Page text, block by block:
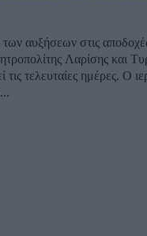
αυξήσεων στις
Λαρίσης και
τις τελευταίες ημέρες. Ο